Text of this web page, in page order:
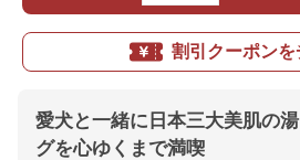
割引クーポンを
愛犬と一緒に日本三大美肌の
グを心ゆくまで満喫